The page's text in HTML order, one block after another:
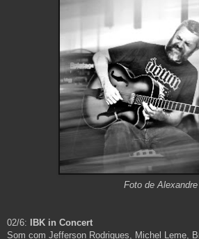
Foto de Alexandre
02/6: IBK in Concert
Som com Jefferson Rodrigues, Michel Leme,